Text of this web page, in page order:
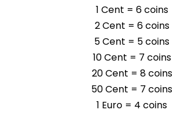
1 Cent = 6 coins
2 Cent = 6coins
5 Cent = 5coins
10 Cent = 7 coins
20 Cent = 8coins
50 Cent = 7 coins
1 Euro = 4 coins